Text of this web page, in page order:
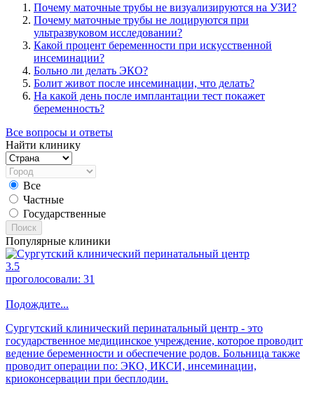
Почему маточные трубы не визуализируются на УЗИ?
Почему маточные трубы не лоцируются при
ультразвуковом исследовании?
Какой процент беременности при искусственной
инсеминации?
Больно ли делать ЭКО?
Болит живот после инсеминации, что делать?
На какой день после имплантации тест покажет
беременность?
Все вопросы и ответы
Найти клинику
Все
Частные
Государственные
Поиск
Популярные клиники
3.5
проголосовали: 31
Подождите...
Сургутский клинический перинатальный центр - это
государственное медицинское учреждение, которое проводит
ведение беременности и обеспечение родов. Больница также
проводит операции по: ЭКО, ИКСИ, инсеминации,
криоконсервации при бесплодии.